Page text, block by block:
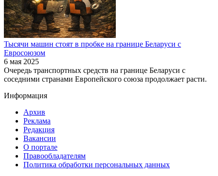
Тысячи машин стоят в пробке на границе Беларуси с
Евросоюзом
6 мая 2025
Очередь транспортных средств на границе Беларуси с
соседними странами Европейского союза продолжает расти.
Информация
Архив
Реклама
Редакция
Вакансии
О портале
Правообладателям
Политика обработки персональных данных